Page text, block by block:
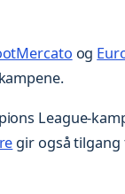
og
League-
gir også